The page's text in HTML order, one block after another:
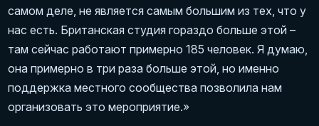
самом деле, не является самым большим из тех, что у
нас есть. Британская студия гораздо больше этой –
там сейчас работают примерно 185 человек. Я думаю,
она примерно в три раза больше этой, но именно
поддержка местного сообщества позволила нам
организовать это мероприятие.»